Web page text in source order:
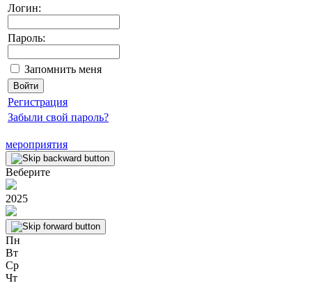
Логин:
Пароль:
Запомнить меня
Регистрация
Забыли свой пароль?
мероприятия
Веберите
2025
Пн
Вт
Ср
Чт